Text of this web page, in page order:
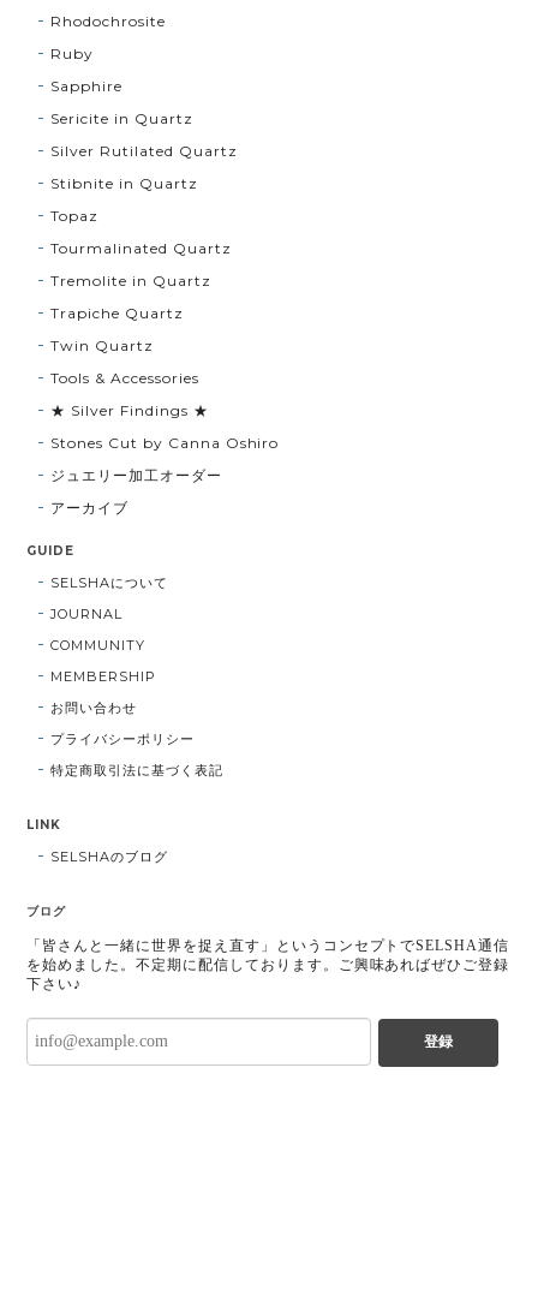
Rhodochrosite
Ruby
Sapphire
Sericite in Quartz
Silver Rutilated Quartz
Stibnite in Quartz
Topaz
Tourmalinated Quartz
Tremolite in Quartz
Trapiche Quartz
Twin Quartz
Tools & Accessories
★ Silver Findings ★
Stones Cut by Canna Oshiro
ジュエリー加工オーダー
アーカイブ
GUIDE
SELSHAについて
JOURNAL
COMMUNITY
MEMBERSHIP
お問い合わせ
プライバシーポリシー
特定商取引法に基づく表記
LINK
SELSHAのブログ
ブログ
「皆さんと一緒に世界を捉え直す」というコンセプトでSELSHA通信
を始めました。不定期に配信しております。ご興味あればぜひご登録
下さい♪
登録